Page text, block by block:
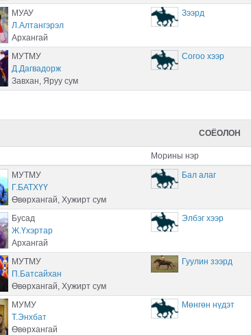
МУАУ
Л.Алтангэрэл
Архангай
Зээрд
МУТМУ
Д.Дагвадорж
Завхан, Яруу сум
Согоо хээр
СОЁОЛОН
Морины нэр
МУТМУ
Г.БАТХҮҮ
Өвөрхангай, Хужирт сум
Бал алаг
Бусад
Ж.Үхэртар
Архангай
Элбэг хээр
МУТМУ
П.Батсайхан
Өвөрхангай, Хужирт сум
Гуулин зээрд
МУМУ
Т.Энхбат
Өвөрхангай
Мөнгөн нүдэт